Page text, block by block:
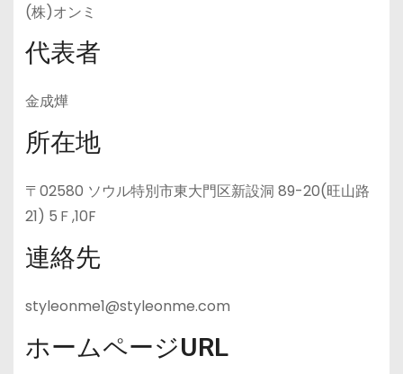
(株)オンミ
代表者
金成燁
所在地
〒02580 ソウル特別市東大門区新設洞 89-20(旺山路
21) 5Ｆ,10F
連絡先
styleonme1@styleonme.com
ホームページURL